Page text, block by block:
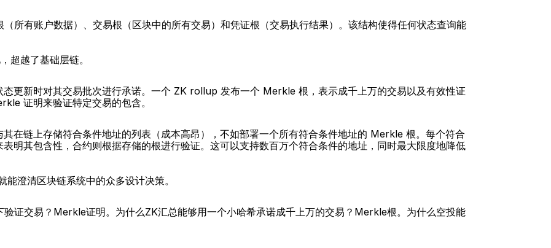
所有账户数据）、交易根（区块中的所有交易）和凭证根（交易执行结果）。该结构使得任何状态查询能
超越了基础层链。
更新时对其交易批次进行承诺。一个 ZK rollup 发布一个 Merkle 根，表示成千上万的交易以及有效性证
证明来验证特定交易的包含。
在链上存储符合条件地址的列表（成本高昂），不如部署一个所有符合条件地址的 Merkle 根。每个符合
明其包含性，合约则根据存储的根进行验证。这可以支持数百万个符合条件的地址，同时最大限度地降低
澄清区块链系统中的众多设计决策。
证交易？Merkle证明。为什么ZK汇总能够用一个小哈希承诺成千上万的交易？Merkle根。为什么空投能